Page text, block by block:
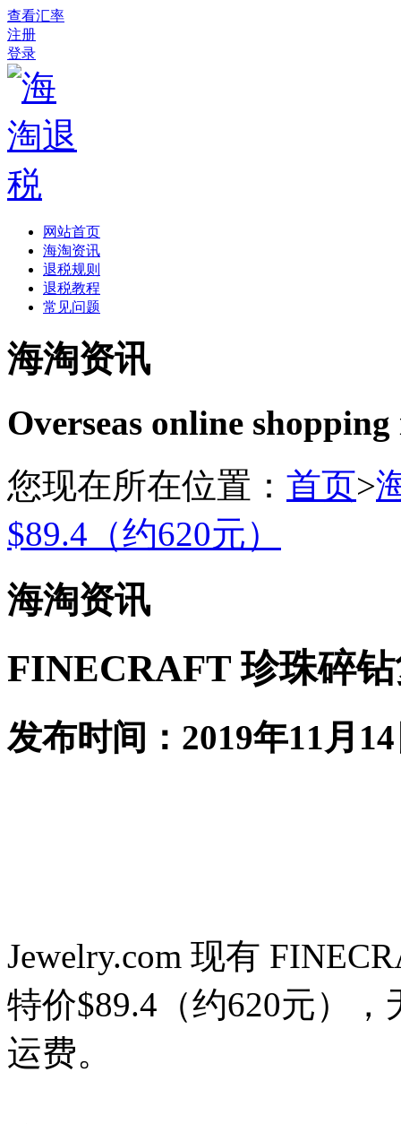
查看汇率
注册
登录
网站首页
海淘资讯
退税规则
退税教程
常见问题
海淘资讯
Overseas online
您现在所在位置： 首页>
$89.4（约620元）
海淘资讯
FINECRAFT 珍珠碎
发布时间：2019年11月
Jewelry.com 现有
特价$89.4（约620元）
运费。